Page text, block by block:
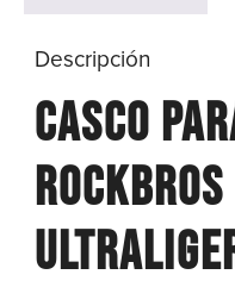
Descripción
Casco